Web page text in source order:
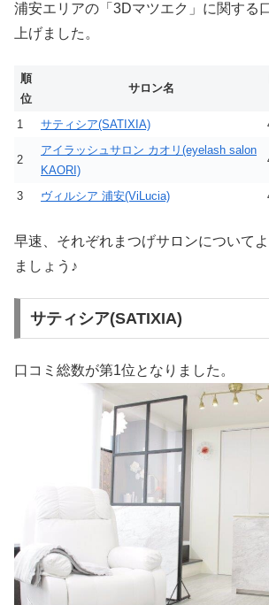
浦安エリアの「3Dマツエク」に関する
上げました。
順
位
サロン名
1
サティシア(SATIXIA)
2
アイラッシュサロン カオリ(eyelash salon
KAORI)
3 ヴィルシア 浦安(ViLucia)
早速、それぞれまつげサロンについて
ましょう♪
サティシア(SATIXIA)
口コミ総数が第1位となりました。